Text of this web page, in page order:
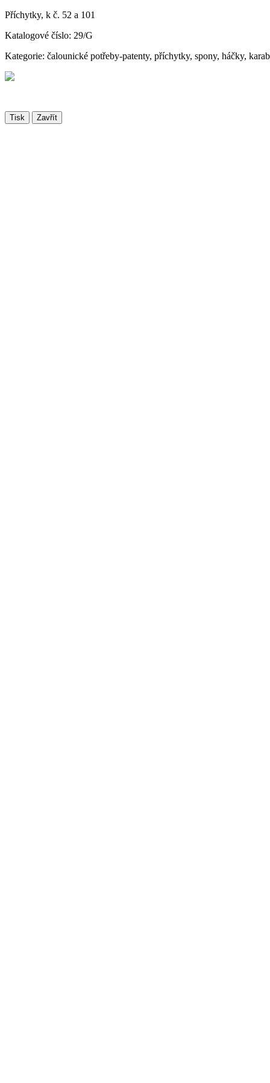
Příchytky, k č. 52 a 101
Katalogové číslo: 29/G
Kategorie: čalounické potřeby-patenty, příchytky, spony, háčky,